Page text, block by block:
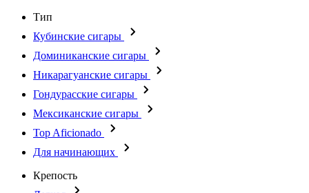
Тип
Кубинские сигары
Доминиканские сигары
Никарагуанские сигары
Гондурасские сигары
Мексиканские сигары
Top Aficionado
Для начинающих
Крепость